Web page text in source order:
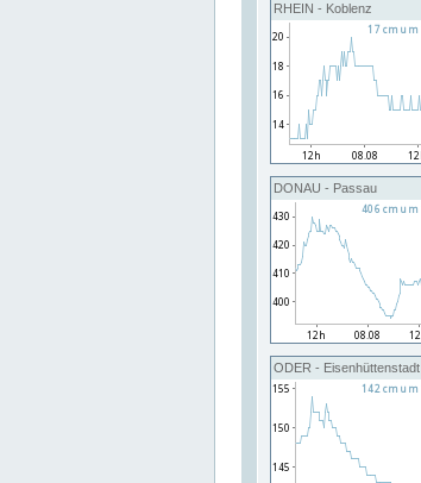
RHEIN - Koblenz
DONAU - Passau
ODER - Eisenhüttenstadt